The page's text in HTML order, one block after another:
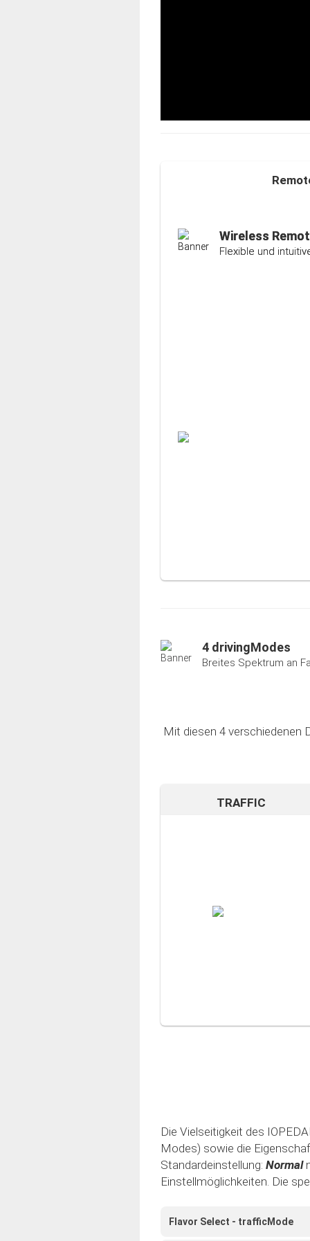
Wireless
Flexible und
4 drivingModes
Breites Spektrum an
Mit diesen 4 verschiedenen
TRAFFIC
Die Vielseitigkeit des
Modes) sowie die
Standardeinstellung: Normal
Einstellmöglichkeiten. Die
Flavor Select - trafficMode